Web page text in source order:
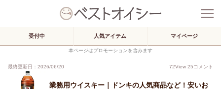
受付中 人気アイテム マイページ
本ページはプロモーションを含みます
最終更新日：2026/06/20 72View 25コメント
業務用ウイスキー｜ドンキの人気商品など！安いお